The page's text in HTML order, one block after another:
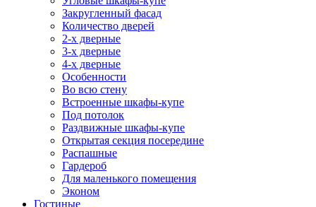
Закругленный фасад
Количество дверей
2-х дверные
3-х дверные
4-х дверные
Особенности
Во всю стену
Встроенные шкафы-купе
Под потолок
Раздвижные шкафы-купе
Открытая секция посередине
Распашные
Гардероб
Для маленького помещения
Эконом
Гостиные